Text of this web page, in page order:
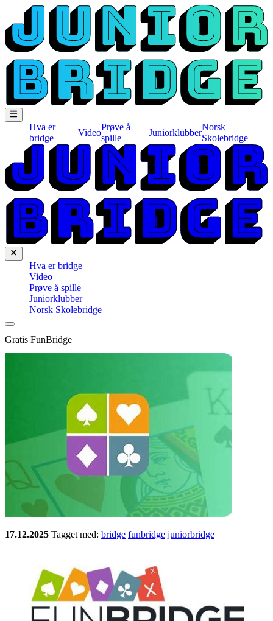
Hva er
bridge
Video
Prøve å
spille
Juniorklubber
Norsk
Skolebridge
Hva er bridge
Video
Prøve å spille
Juniorklubber
Norsk Skolebridge
Gratis FunBridge
17.12.2025 Tagget med: bridge funbridge juniorbridge